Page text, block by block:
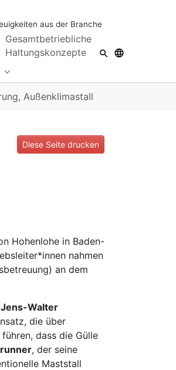
aus der Branche
"Das Netzwerk"
Gesamtbetriebliche
Haltungskonzepte
Submenu for "Gesamtbetriebliche
Außenklimastall
Diese Seite drucken
Hohenlohe in Baden-
nahmen
an dem
Jens-Walter
die über
dass die Gülle
, der seine
Maststall